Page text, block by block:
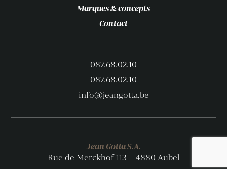
Marques & concepts
Contact
087.68.02.10
087.68.02.10
info@jeangotta.be
Jean Gotta S.A.
Rue de Merckhof 113 – 4880 Aubel